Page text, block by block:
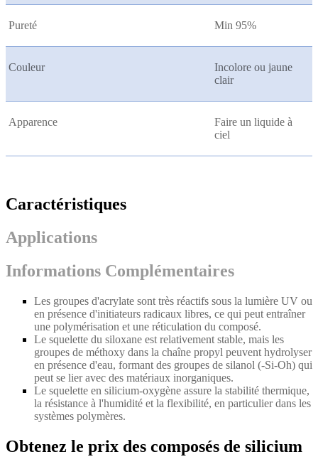
Pureté Min 95%
Couleur
Incolore ou jaune
clair
Apparence
Faire un liquide à
ciel
Caractéristiques
Applications
Informations Complémentaires
Les groupes d'acrylate sont très réactifs sous la lumière UV ou
en présence d'initiateurs radicaux libres, ce qui peut entraîner
une polymérisation et une réticulation du composé.
Le squelette du siloxane est relativement stable, mais les
groupes de méthoxy dans la chaîne propyl peuvent hydrolyser
en présence d'eau, formant des groupes de silanol (-Si-Oh) qui
peut se lier avec des matériaux inorganiques.
Le squelette en silicium-oxygène assure la stabilité thermique,
la résistance à l'humidité et la flexibilité, en particulier dans les
systèmes polymères.
Obtenez le prix des composés de silicium